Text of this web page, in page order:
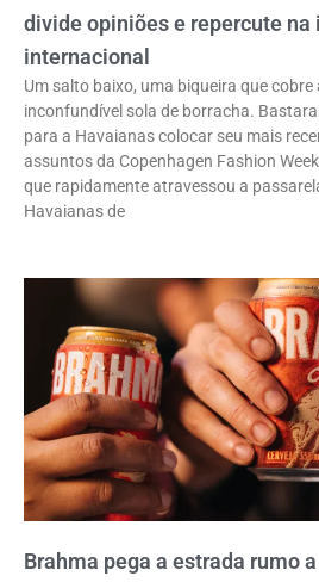
divide opiniões e repercute na
internacional
Um salto baixo, uma biqueira que cobre
inconfundível sola de borracha.
para a Havaianas colocar seu mais
assuntos da Copenhagen Fashion
que rapidamente atravessou a
Havaianas de
Brahma pega a estrada rumo